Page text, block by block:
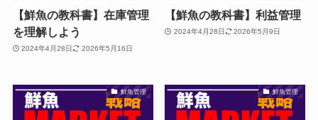
【鮮魚の教科書】在庫管理
を理解しよう
2024年4月28日 2026年5月16日
【鮮魚の教科書】利益管理
2024年4月28日 2026年5月9日
鮮魚管理 鮮魚管理